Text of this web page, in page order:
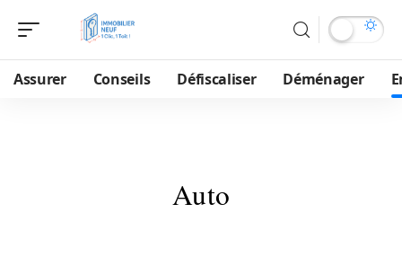
Assurer Conseils Défiscaliser Déménager
Auto